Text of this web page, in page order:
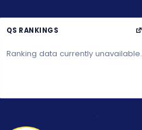
QS RANKINGS
Ranking data currently unavailable.